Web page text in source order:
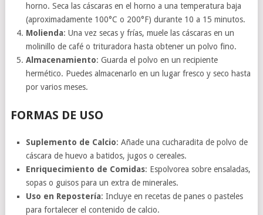
horno. Seca las cáscaras en el horno a una temperatura baja
(aproximadamente 100°C o 200°F) durante 10 a 15 minutos.
Molienda: Una vez secas y frías, muele las cáscaras en un
molinillo de café o trituradora hasta obtener un polvo fino.
Almacenamiento: Guarda el polvo en un recipiente
hermético. Puedes almacenarlo en un lugar fresco y seco hasta
por varios meses.
FORMAS DE USO
Suplemento de Calcio: Añade una cucharadita de polvo de
cáscara de huevo a batidos, jugos o cereales.
Enriquecimiento de Comidas: Espolvorea sobre ensaladas,
sopas o guisos para un extra de minerales.
Uso en Repostería: Incluye en recetas de panes o pasteles
para fortalecer el contenido de calcio.